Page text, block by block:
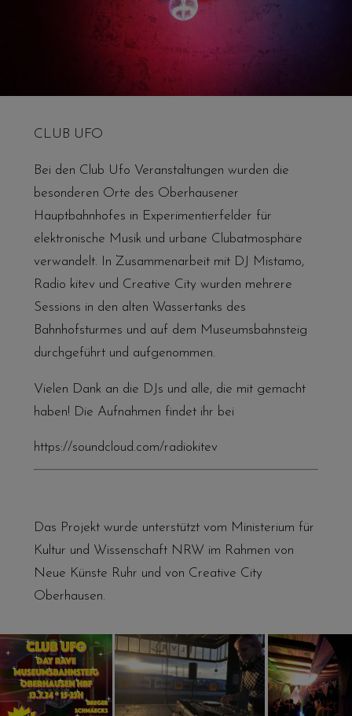
CLUB UFO
Bei den Club Ufo Veranstaltungen wurden die
besonderen Orte des Oberhausener
Hauptbahnhofes in Experimentierfelder für
elektronische Musik und urbane Clubatmosphäre
verwandelt. In Zusammenarbeit mit DJ Mistamo,
Radio kitev und Creative City wurden mehrere
Sessions in den alten Wassertanks des
Bahnhofsturmes und auf dem Museumsbahnsteig
durchgeführt und aufgenommen.
Vielen Dank an die DJs und alle, die mit gemacht
haben! Die Aufnahmen findet ihr bei
https://soundcloud.com/radiokitev
Das Projekt wurde unterstützt vom Ministerium für
Kultur und Wissenschaft NRW im Rahmen von
Neue Künste Ruhr und von Creative City
Oberhausen.